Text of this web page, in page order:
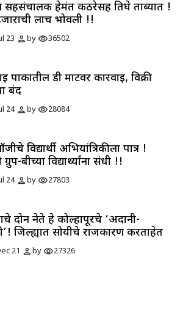
सहसंचालक हेमंत कठरेसह तिघे ताब्यात !
लाच भोवली !!
23 personbyvisibility36502
पार्कातील डी मार्टवर कारवाई, विक्री
बंद
24 personbyvisibility28084
विद्यार्थी अभियांत्रिकीला पात्र !
ग्रुप-बीच्या विद्यार्थ्यांना संधी !!
24 personbyvisibility27803
दोन नेते हे कोल्हापूरचे ‘अदानी-
जिल्ह्यात सोयीचे राजकारण करताहेत
21 personbyvisibility27326